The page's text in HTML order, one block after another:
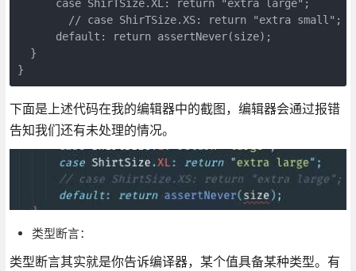
      case ShirTSize.XL: return "extra large";
        // case ShirTSize.XS: return "extra small";
      default: return assertNever(size);
  }
}
下面是上述代码在我的编辑器中的截图，编辑器会通过报错
告知我们还有未处理的情况。
类型断言：
类型断言其实就是你告诉编译器，某个值具备某种类型。有